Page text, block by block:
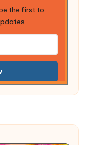
the first to